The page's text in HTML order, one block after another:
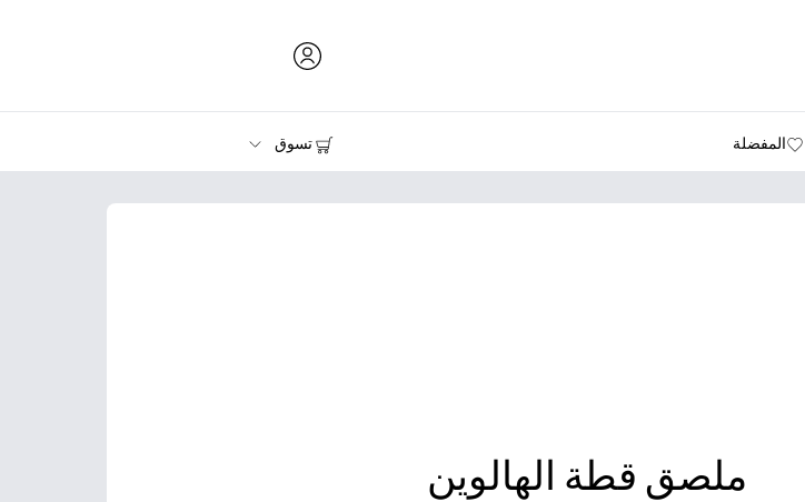
المفضلة
تسوق
الطابعات
ملصق قطة الهالوين